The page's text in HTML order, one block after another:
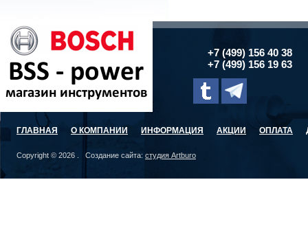
+7 (499) 156 40 38
+7 (499) 156 19 63
ГЛАВНАЯ О КОМПАНИИ ИНФОРМАЦИЯ АКЦИИ ОПЛАТА
Copyright © 2026 . Создание сайта: студия Artburo